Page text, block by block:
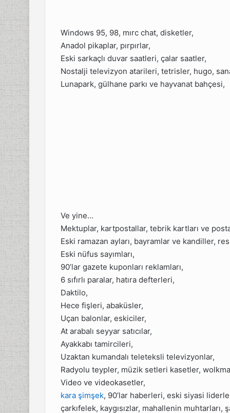
Windows 95, 98, mırc chat, disketler,
Anadol pikaplar, pırpırlar,
Eski sarkaçlı duvar saatleri, çalar saatler,
Nostalji televizyon atarileri, tetrisler, hugo,
Lunapark, gülhane parkı ve hayvanat bahçesi,
Ve yine…
Mektuplar, kartpostallar, tebrik kartları ve
Eski ramazan ayları, bayramlar ve kandiller,
Eski nüfus sayımları,
90’lar gazete kuponları reklamları,
6 sıfırlı paralar, hatıra defterleri,
Daktilo,
Hece fişleri, abaküsler,
Uçan balonlar, eskiciler,
At arabalı seyyar satıcılar,
Ayakkabı tamircileri,
Uzaktan kumandalı teleteksli televizyonlar,
Radyolu teypler, müzik setleri kasetler,
Video ve videokasetler,
kara şimşek, 90’lar haberleri, eski siyasi
çarkıfelek, kaygısızlar, mahallenin